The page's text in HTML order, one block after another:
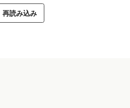
再読み込み